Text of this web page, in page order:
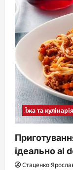
Їжа та кулінарія
ідеально al
Стаценко